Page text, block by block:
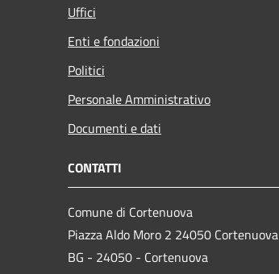
Uffici
Enti e fondazioni
Politici
Personale Amministrativo
Documenti e dati
CONTATTI
Comune di Cortenuova
Piazza Aldo Moro 2 24050 Cortenuova
BG - 24050 - Cortenuova